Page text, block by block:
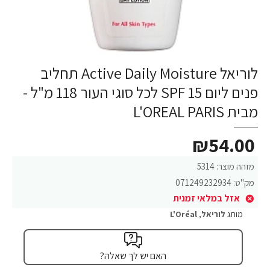
לוריאל Active Daily Moisture תחליב
פנים ליום SPF 15 לכל סוגי העור 118 מ"ל -
מבית L'OREAL PARIS
מזהה מוצר: 5314
מק"ט: 071249232934
אזל במלאי זמנית
₪54.00
מותג לוריאל,
L'Oréal
האם יש לך שאלה?